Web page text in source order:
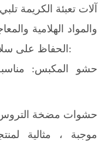
آلات تعبئة الكريمة
والمواد الهلامية
الحفاظ على سلامة المنتج. تشمل الأنواع الرئيسية:
حشو المكبس:
حشوات مضخة
موجبة ، مثالية